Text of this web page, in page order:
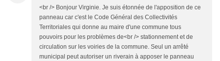
<br /> Bonjour Virginie. Je suis étonnée de l'apposition de ce
panneau car c'est le Code Général des Collectivités
Territoriales qui donne au maire d'une commune tous
pouvoirs pour les problèmes de<br /> stationnement et de
circulation sur les voiries de la commune. Seul un arrêté
municipal peut autoriser un riverain à apposer le panneau